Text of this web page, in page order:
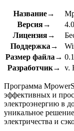
Название→
Версия→
4.0
Лицензия→
Поддержка→
Размер файла→
Разработчик→
v.
Программа
эффективных и
электроэнергию в
уникальное
электричества и